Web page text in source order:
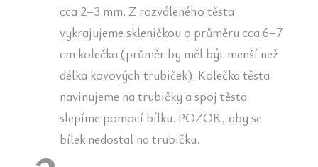
cca 2–3 mm. Z rozváleného těsta
vykrajujeme skleničkou o průměru cca 6–7
cm kolečka (průměr by měl být menší než
délka kovových trubiček). Kolečka těsta
navinujeme na trubičky a spoj těsta
slepíme pomocí bílku. POZOR, aby se
bílek nedostal na trubičku.